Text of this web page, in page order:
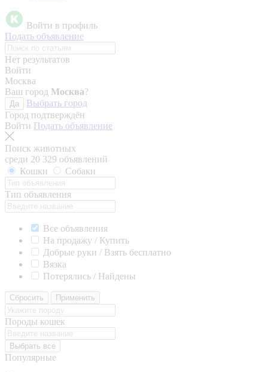
Войти в профиль
Подать объявление
Нет результатов
Войти
Москва
Ваш город Москва?
Да
Выбрать город
Город подтверждён
Войти Подать объявление
Поиск животных
среди 20 329 объявлений
Кошки
Собаки
Тип объявления
Все объявления
На продажу / Купить
Добрые руки / Взять бесплатно
Вязка
Потерялись / Найдены
Сбросить Применить
Породы кошек
Выбрать все
Популярные